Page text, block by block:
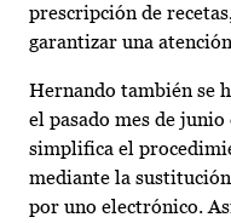
prescripción de
garantizar una
Hernando también se
el pasado mes de
simplifica el
mediante la
por uno electrónico.